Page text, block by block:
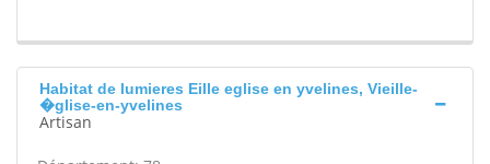
Habitat de lumieres Eille eglise en yvelines, Vieille-
�glise-en-yvelines
Artisan